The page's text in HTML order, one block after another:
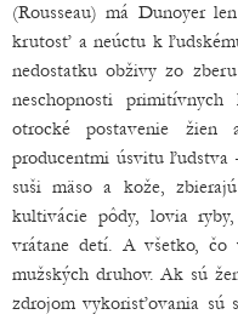
(Rousseau) má Dunoyer
krutosť a neúctu k
nedostatku obživy zo
neschopnosti
otrocké postavenie žien
producentmi úsvitu ľudstva
suši mäso a kože,
kultivácie pôdy, lovia
vrátane detí. A všetko, čo
mužských druhov. Ak sú
zdrojom vykorisťovania sú